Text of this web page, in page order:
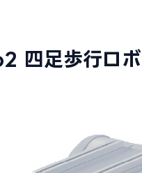
足歩行ロボ